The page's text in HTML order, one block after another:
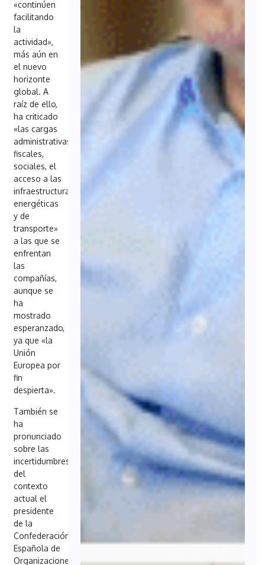
«continúen
facilitando
la
actividad»,
más aún en
el nuevo
horizonte
global. A
raíz de ello,
ha criticado
«las cargas
administrativas,
fiscales,
sociales, el
acceso a las
infraestructuras
energéticas
y de
transporte»
a las que se
enfrentan
las
compañías,
aunque se
ha
mostrado
esperanzado,
ya que «la
Unión
Europea por
fin
despierta».
También se
ha
pronunciado
sobre las
incertidumbres
del
contexto
actual el
presidente
de la
Confederación
Española de
Organizaciones